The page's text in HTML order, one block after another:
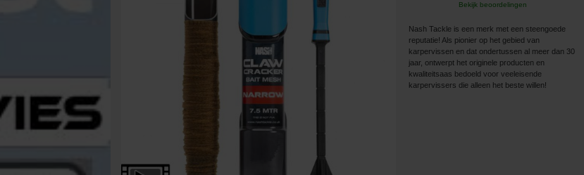
Bekijk beoordelingen
Nash Tackle is een merk met een steengoede
reputatie! Als pionier op het gebied van
karpervissen en dat ondertussen al meer dan 30
jaar, ontwerpt het originele producten en
kwaliteitsaas bedoeld voor veeleisende
karpervissers die alleen het beste willen!